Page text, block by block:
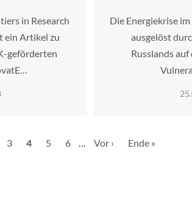
in Research
ein Artikel zu
geförderten
Die Energiekrise
ausgelöst
Russlands
Seite
3
Aktuelle
4 Seite
5 Seite
6
Nächste
Vor ›
Letzte
Ende »